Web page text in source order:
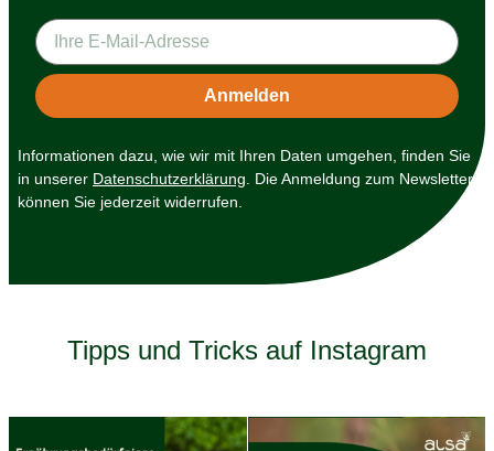
Informationen dazu, wie wir mit Ihren Daten umgehen, finden Sie
in unserer Datenschutzerklärung. Die Anmeldung zum Newsletter
können Sie jederzeit widerrufen.
Tipps und Tricks auf Instagram